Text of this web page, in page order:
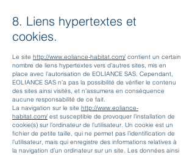
8. Liens hypertextes et
cookies.
Le site http://www.eoliance-habitat.com/ contient un certain
nombre de liens hypertextes vers d’autres sites, mis en
place avec l’autorisation de EOLIANCE SAS. Cependant,
EOLIANCE SAS n’a pas la possibilité de vérifier le contenu
des sites ainsi visités, et n’assumera en conséquence
aucune responsabilité de ce fait.
La navigation sur le site http://www.eoliance-
habitat.com/ est susceptible de provoquer l’installation de
cookie(s) sur l’ordinateur de l’utilisateur. Un cookie est un
fichier de petite taille, qui ne permet pas l’identification de
l’utilisateur, mais qui enregistre des informations relatives à
la navigation d’un ordinateur sur un site. Les données ainsi